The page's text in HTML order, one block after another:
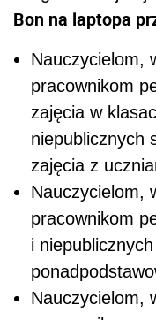
Bon na laptopa
Nauczycielom,
pracownikom
zajęcia w
niepublicznych
zajęcia z
Nauczycielom,
pracownikom
i niepublicznych
Nauczycielom,